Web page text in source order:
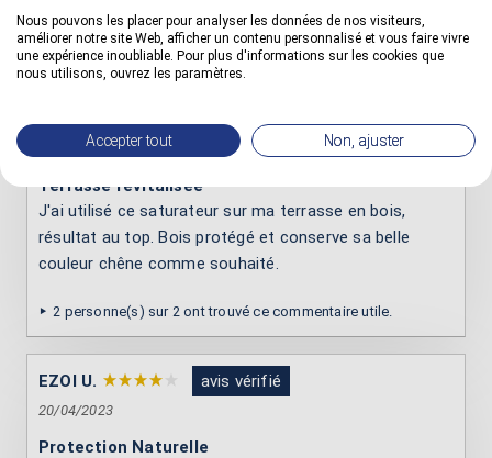
AVIS
Guitou H. avis vérifié
15/09/2023
Terrasse revitalisée
J'ai utilisé ce saturateur sur ma terrasse en bois,
résultat au top. Bois protégé et conserve sa belle
couleur chêne comme souhaité.
2 personne(s) sur 2 ont trouvé ce commentaire utile.
EZOI U. avis vérifié
20/04/2023
Protection Naturelle
Nous pouvons les placer pour analyser les données de nos visiteurs,
améliorer notre site Web, afficher un contenu personnalisé et vous faire vivre
une expérience inoubliable. Pour plus d'informations sur les cookies que
nous utilisons, ouvrez les paramètres.
Accepter tout Non, ajuster